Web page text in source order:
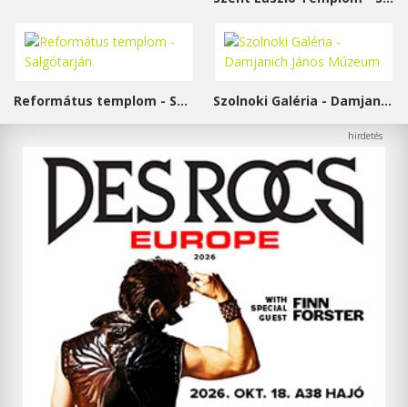
Református templom - Salgótarján Szolnoki Galéria - Damjanich János Múzeum